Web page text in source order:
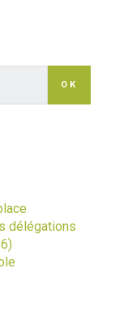
OK
délégations